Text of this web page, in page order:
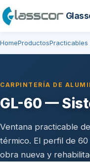
HomeProductosPracticables
CARPINTERÍA DE
GL-60 —
Ventana practicable
térmico. El perfil de
obra nueva y